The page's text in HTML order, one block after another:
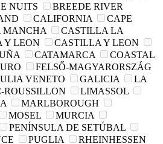
NUITS
BREEDE RIVER
CALIFORNIA
CAPE
MANCHA
CASTILLA LA
Y LEON
CASTILLA Y LEON
CATAMARCA
COASTAL
FELSŐ-MAGYARORSZÁG
VENETO
GALICIA
LA
ROUSSILLON
LIMASSOL
MARLBOROUGH
MOSEL
MURCIA
PENÍNSULA DE SETÚBAL
PUGLIA
RHEINHESSEN